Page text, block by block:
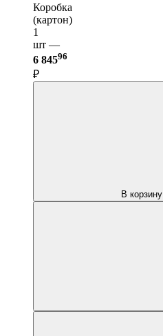
Коробка
(картон)
1
шт —
6 84596
₽
В корзину